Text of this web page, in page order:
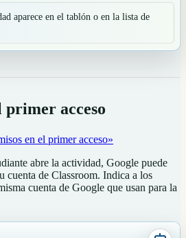
aparece en el tablón o en la lista de
primer acceso
en el primer acceso»
abre la actividad, Google puede
cuenta de Classroom. Indica a los
cuenta de Google que usan para la